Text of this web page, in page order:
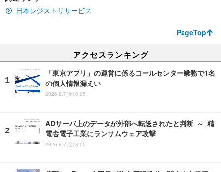
日本レジストリサービス
PageTop
アクセスランキング
「東京アプリ」の運営に係るコールセンター業務で1名
の個人情報漏えい
2026.8.7(金) 8:05
ADサーバ上のデータが外部へ転送されたと判断 ～ 精
電舎電子工業にランサムウェア攻撃
2026.8.7(金) 8:05